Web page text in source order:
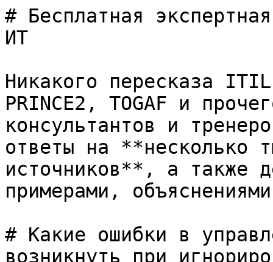
# Бесплатная
ИТ
Никакого пересказа
PRINCE2, TOGAF и
консультантов и
ответы на **несколько
источников**, а также
примерами,
# Какие ошибки в
возникнуть при